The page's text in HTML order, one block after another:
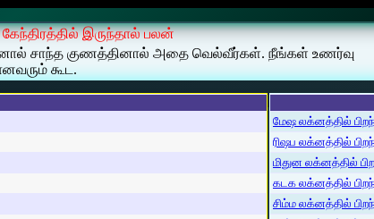
கேந்திரத்தில் இருந்தால் பலன்
சாந்த குணத்தினால் அதை வெல்வீர்கள். நீங்கள் உணர்வு
கூட.
மேஷ லக்னத்தில்
ரிஷப லக்னத்தில்
மிதுன லக்னத்தில்
கடக லக்னத்தில்
சிம்ம லக்னத்தில்